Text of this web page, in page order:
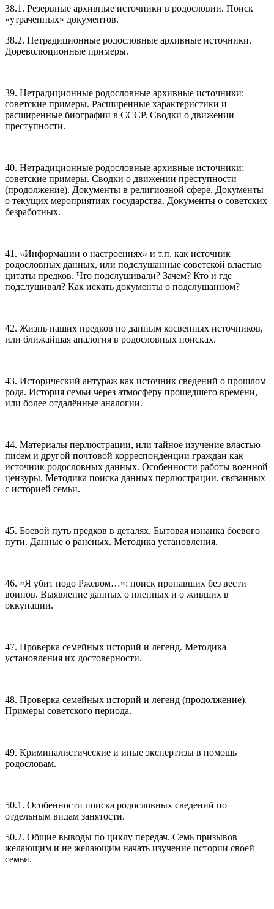
38.1. Резервные архивные источники в родословии. Поиск
«утраченных» документов.
38.2. Нетрадиционные родословные архивные источники.
Дореволюционные примеры.
39. Нетрадиционные родословные архивные источники:
советские примеры. Расширенные характеристики и
расширенные биографии в СССР. Сводки о движении
преступности.
40. Нетрадиционные родословные архивные источники:
советские примеры. Сводки о движении преступности
(продолжение). Документы в религиозной сфере. Документы
о текущих мероприятиях государства. Документы о советских
безработных.
41. «Информации о настроениях» и т.п. как источник
родословных данных, или подслушанные советской властью
цитаты предков. Что подслушивали? Зачем? Кто и где
подслушивал? Как искать документы о подслушанном?
42. Жизнь наших предков по данным косвенных источников,
или ближайшая аналогия в родословных поисках.
43. Исторический антураж как источник сведений о прошлом
рода. История семьи через атмосферу прошедшего времени,
или более отдалённые аналогии.
44. Материалы перлюстрации, или тайное изучение властью
писем и другой почтовой корреспонденции граждан как
источник родословных данных. Особенности работы военной
цензуры. Методика поиска данных перлюстрации, связанных
с историей семьи.
45. Боевой путь предков в деталях. Бытовая изнанка боевого
пути. Данные о раненых. Методика установления.
46. «Я убит подо Ржевом…»: поиск пропавших без вести
воинов. Выявление данных о пленных и о живших в
оккупации.
47. Проверка семейных историй и легенд. Методика
установления их достоверности.
48. Проверка семейных историй и легенд (продолжение).
Примеры советского периода.
49. Криминалистические и иные экспертизы в помощь
родословам.
50.1. Особенности поиска родословных сведений по
отдельным видам занятости.
50.2. Общие выводы по циклу передач. Семь призывов
желающим и не желающим начать изучение истории своей
семьи.